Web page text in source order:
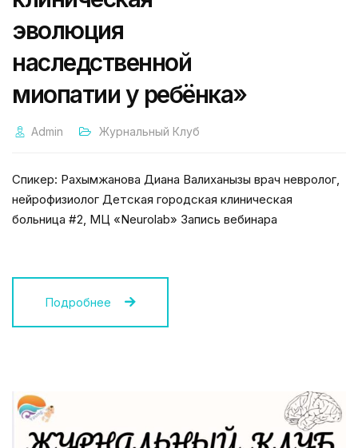
эволюция
наследственной
миопатии у ребёнка»
Admin Журнальный Клуб
Спикер: Рахымжанова Диана Валиханқызы врач невролог,
нейрофизиолог Детская городская клиническая
больница #2, МЦ «Neurolab» Запись вебинара
Подробнее